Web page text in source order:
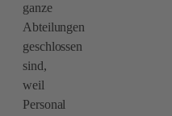
ganze
Abteilungen
geschlossen
sind,
weil
Personal